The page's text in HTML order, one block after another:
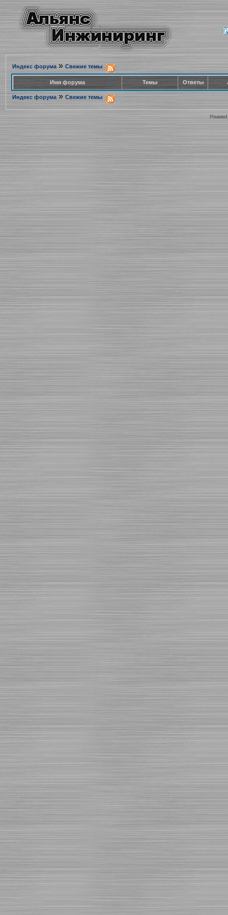
Индекс форума» Свежие темы
Имя форума Темы Ответы
Индекс форума » Свежие темы